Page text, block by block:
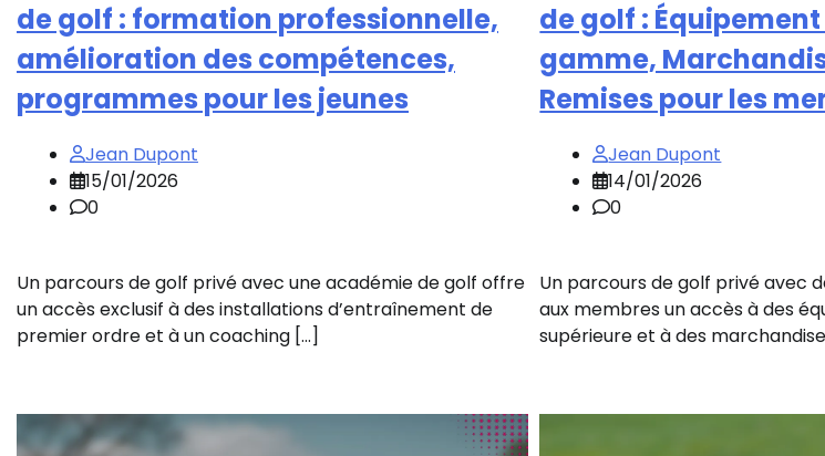
de golf : formation professionnelle,
amélioration des compétences,
programmes pour les jeunes
Jean Dupont
15/01/2026
0
Un parcours de golf privé avec une académie de golf offre
un accès exclusif à des installations d’entraînement de
premier ordre et à un coaching […]
de golf :
gamme,
Remises pour les
Jean Dupont
14/01/2026
0
Un parcours de golf privé avec
aux membres un accès à des
supérieure et à des